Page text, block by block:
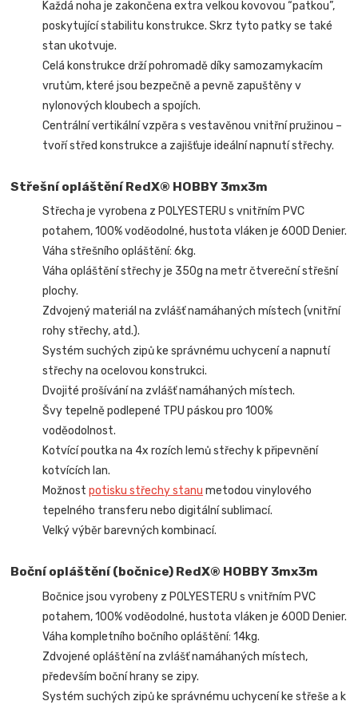
Každá noha je zakončena extra velkou kovovou “patkou”,
poskytující stabilitu konstrukce. Skrz tyto patky se také
stan ukotvuje.
Celá konstrukce drží pohromadě díky samozamykacím
vrutům, které jsou bezpečně a pevně zapuštěny v
nylonových kloubech a spojích.
Centrální vertikální vzpěra s vestavěnou vnitřní pružinou –
tvoří střed konstrukce a zajišťuje ideální napnutí střechy.
Střešní opláštění RedX® HOBBY 3mx3m
Střecha je vyrobena z POLYESTERU s vnitřním PVC
potahem, 100% voděodolné, hustota vláken je 600D Denier.
Váha střešního opláštění: 6kg.
Váha opláštění střechy je 350g na metr čtvereční střešní
plochy.
Zdvojený materiál na zvlášť namáhaných místech (vnitřní
rohy střechy, atd.).
Systém suchých zipů ke správnému uchycení a napnutí
střechy na ocelovou konstrukci.
Dvojité prošívání na zvlášť namáhaných místech.
Švy tepelně podlepené TPU páskou pro 100%
voděodolnost.
Kotvící poutka na 4x rozích lemů střechy k připevnění
kotvících lan.
Možnostpotisku střechy stanu metodou vinylového
tepelného transferu nebo digitální sublimací.
Velký výběr barevných kombinací.
Boční opláštění (bočnice) RedX® HOBBY 3mx3m
Bočnice jsou vyrobeny z POLYESTERU s vnitřním PVC
potahem, 100% voděodolné, hustota vláken je 600D Denier.
Váha kompletního bočního opláštění: 14kg.
Zdvojené opláštění na zvlášť namáhaných místech,
především boční hrany se zipy.
Systém suchých zipů ke správnému uchycení ke střeše a k